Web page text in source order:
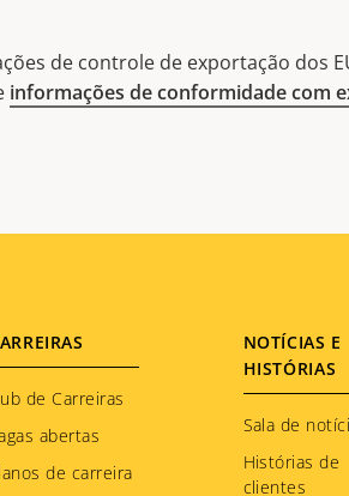
de controle de exportação dos
informações de conformidade com
de Carreiras
abertas
de carreira
NOTÍCIAS E
HISTÓRIAS
Sala de
Histórias de
clientes